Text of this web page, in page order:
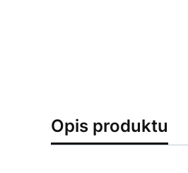
Opis produktu